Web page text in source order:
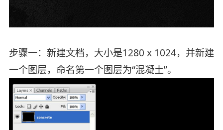
步骤一：新建文档，大小是1280 x 1024，并新建
一个图层，命名第一个图层为“混凝土”。